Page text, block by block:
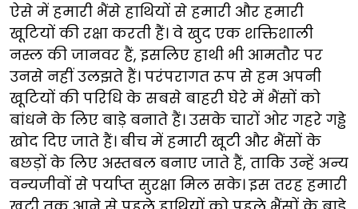
ऐसे में हमारी भैंसे हाथियों से हमारी और हमारी
खूटियों की रक्षा करती हैं। वे खुद एक शक्तिशाली
नस्ल की जानवर हैं, इसलिए हाथी भी आमतौर पर
उनसे नहीं उलझते हैं। परंपरागत रूप से हम अपनी
खूटियों की परिधि के सबसे बाहरी घेरे में भैंसों को
बांधने के लिए बाड़े बनाते हैं। उसके चारों ओर गहरे गड्ढे
खोद दिए जाते हैं। बीच में हमारी खूटी और भैंसों के
बछड़ों के लिए अस्तबल बनाए जाते हैं, ताकि उन्हें अन्य
वन्यजीवों से पर्याप्त सुरक्षा मिल सके। इस तरह हमारी